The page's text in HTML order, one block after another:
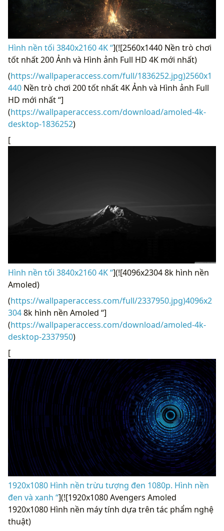
Hình nền tối 3840x2160 4K “](![2560x1440 Nền trò chơi
tốt nhất 200 Ảnh và Hình ảnh Full HD 4K mới nhất)
(https://wallpaperaccess.com/full/1836252.jpg)2560x1
440 Nền trò chơi 200 tốt nhất 4K Ảnh và Hình ảnh Full
HD mới nhất “]
(https://wallpaperaccess.com/download/amoled-4k-
desktop-1836252)
[
Hình nền tối 3840x2160 4K “](![4096x2304 8k hình nền
Amoled)
(https://wallpaperaccess.com/full/2337950.jpg)4096x2
3048k hình nền Amoled “]
(https://wallpaperaccess.com/download/amoled-4k-
desktop-2337950)
[
1920x1080 Hình nền trừu tượng đen 1080p. Hình nền
đen và xanh “](![1920x1080 Avengers Amoled
1920x1080 Hình nền máy tính dựa trên tác phẩm nghệ
thuật)